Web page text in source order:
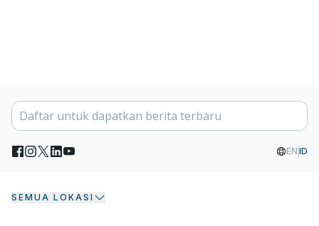
EN ID
SEMUA LOKASI